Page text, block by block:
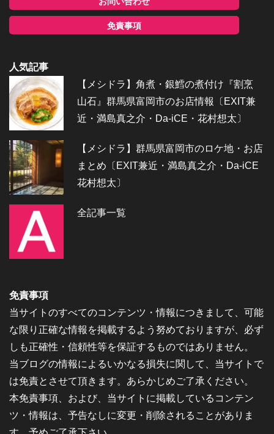
免責事項
人気記事
【メシドラ】角煮・銀鱈の煮付け『割烹
山石』群馬県富岡市のお店情報〔EXIT兼
近・満島真之介・Da-iCE・花村想太〕
【メシドラ】群馬県富岡市のロケ地・お店
まとめ〔EXIT兼近・満島真之介・Da-iCE
花村想太〕
全記事一覧
免責事項
当サイトのすべてのコンテンツ・情報につきまして、可能
な限り正確な情報を掲載するよう努めておりますが、必ず
しも正確性・信頼性等を保証するものではありません。
当ブログの情報によるいかなる損失に関して、当サイトで
は免責とさせて頂きます。あらかじめご了承ください。
本免責事項、および、当サイトに掲載しているコンテン
ツ・情報は、予告なしに変更・削除されることがありま